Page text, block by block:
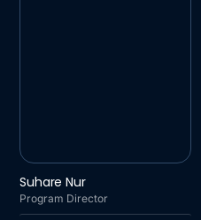
Suhare Nur
Program Director